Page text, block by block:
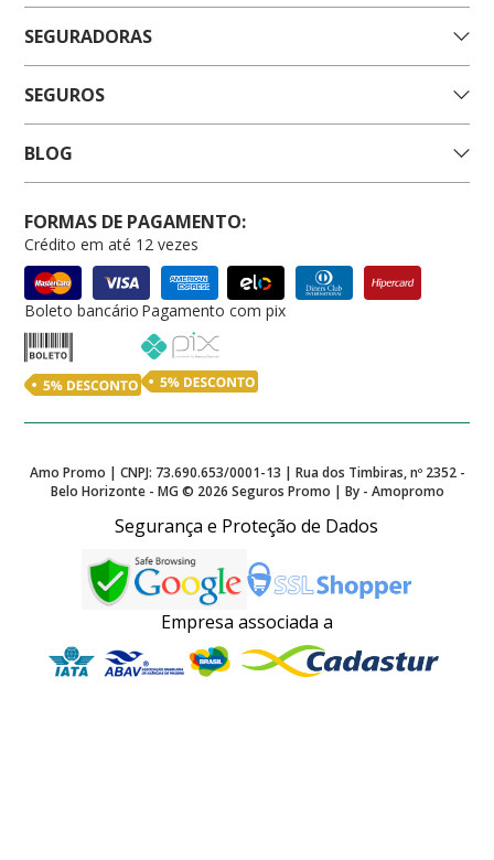
SEGURADORAS
SEGUROS
BLOG
FORMAS DE PAGAMENTO:
Crédito em até 12 vezes
Boleto bancário Pagamento com pix
Amo Promo | CNPJ: 73.690.653/0001-13 | Rua dos Timbiras, nº 2352 -
Belo Horizonte - MG © 2026 Seguros Promo | By - Amopromo
Segurança e Proteção de Dados
Empresa associada a